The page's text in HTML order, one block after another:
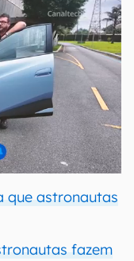
que astronautas
fazem